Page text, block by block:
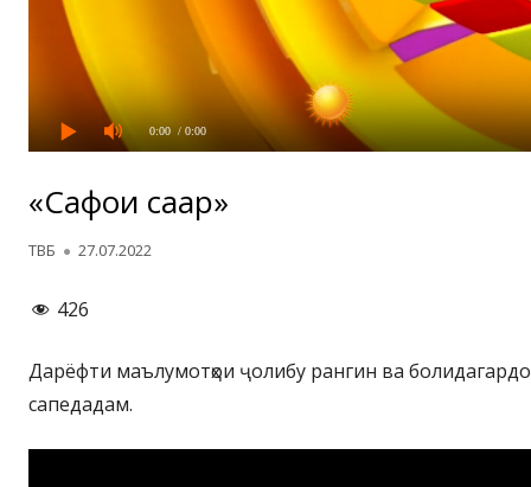
0:00 / 0:00
«Сафои саҳар»
Автор
ТВБ Опубликовано
27.07.2022
426
Дарёфти маълумотҳои ҷолибу рангин ва
сапедадам.